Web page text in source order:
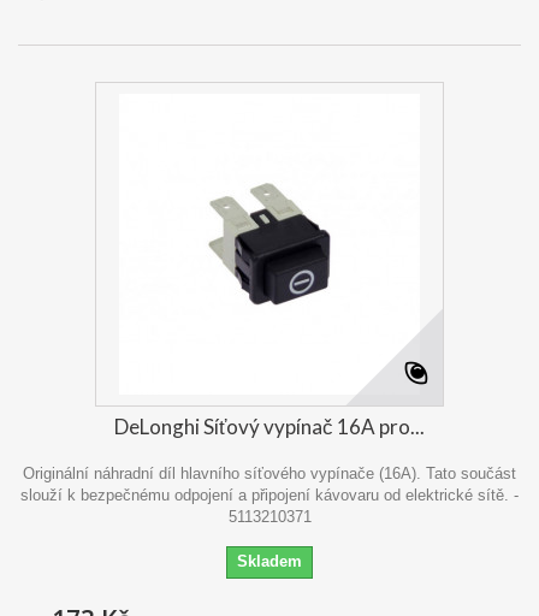
DeLonghi Síťový vypínač 16A pro...
Originální náhradní díl hlavního síťového vypínače (16A). Tato součást
slouží k bezpečnému odpojení a připojení kávovaru od elektrické sítě. -
5113210371
Skladem